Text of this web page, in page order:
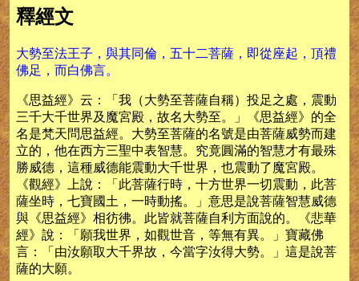
釋經文
大勢至法王子，與其同倫，五十二菩薩，即從座起，頂禮
佛足，而白佛言。
《思益經》云：「我（大勢至菩薩自稱）投足之處，震動
三千大千世界及魔宮殿，故名大勢至。」《思益經》的全
名是梵天問思益經。大勢至菩薩的名號是由菩薩威勢而建
立的，他在西方三聖中表智慧。究竟圓滿的智慧才有最殊
勝威德，這種威德能震動大千世界，也震動了魔宮殿。
《觀經》上說：「此菩薩行時，十方世界一切震動，此菩
薩坐時，七寶國土，一時動搖。」意思是說菩薩智慧威德
與《思益經》相彷彿。此皆就菩薩自利方面說的。《悲華
經》說：「願我世界，如觀世音，等無有異。」寶藏佛
言：「由汝願取大千界故，今當字汝得大勢。」這是說菩
薩的大願。